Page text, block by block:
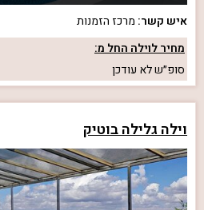
איש קשר: מרכז הזמנות
מחיר לוילה החל מ:
סופ״שלא עודכן
וילה גלילה בוטיק